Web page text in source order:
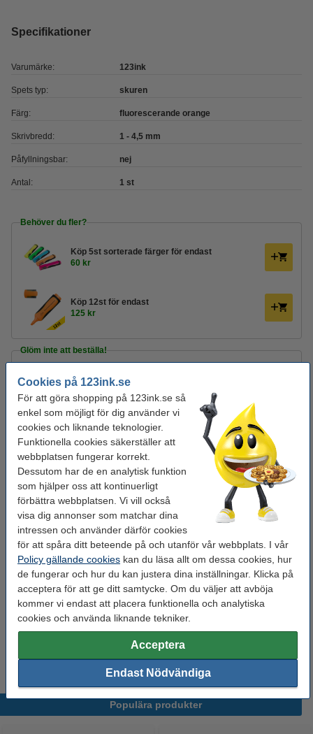
Cookies på 123ink.se
För att göra shopping på 123ink.se så
enkel som möjligt för dig använder vi
cookies och liknande teknologier.
Funktionella cookies säkerställer att
webbplatsen fungerar korrekt.
Dessutom har de en analytisk funktion
som hjälper oss att kontinuerligt
förbättra webbplatsen. Vi vill också
visa dig annonser som matchar dina
intressen och använder därför cookies
för att spåra ditt beteende på och utanför vår webbplats. I vår
Policy gällande cookies kan du läsa allt om dessa cookies, hur
de fungerar och hur du kan justera dina inställningar. Klicka på
acceptera för att ge ditt samtycke. Om du väljer att avböja
kommer vi endast att placera funktionella och analytiska
cookies och använda liknande tekniker.
Acceptera
Endast Nödvändiga
Specifikationer
Varumärke: 123ink
Spets typ: skuren
Färg: fluorescerande orange
Skrivbredd: 1 - 4,5 mm
Påfyllningsbar: nej
Antal: 1 st
Behöver du fler?
Köp 5st sorterade färger för endast
60 kr
Köp 12st för endast
125 kr
Glöm inte att beställa!
Post-it lappar 76mm x 76mm | 123ink | gul | 100
ark | 12st
195 kr
Häftklammer 24/6 | 123ink galvaniserade |
12 kr
Tejp 19mm x 33m | 123ink | 8st
95 kr
Letar du efter en annan färg?
sorterade
färger
gul grön rosa pastellgul
pastellorangepastellrosa
Populära produkter